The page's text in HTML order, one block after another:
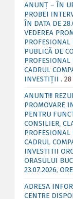
ANUNȚ – ÎN
PROBEI
ÎN DATA DE
VEDEREA
PUBLICĂ DE
CADRUL
INVESTIȚII .
ANUNT!!!
PROMOVARE
PENTRU
CONSILIER,
CADRUL
INVESTITII
ORASULUI
23.07.2026,
ADRESA
CENTRE